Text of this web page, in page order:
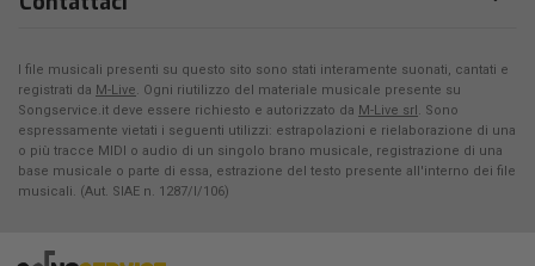
I file musicali presenti su questo sito sono stati interamente suonati, cantati e
registrati da M-Live. Ogni riutilizzo del materiale musicale presente su
Songservice.it deve essere richiesto e autorizzato da M-Live srl. Sono
espressamente vietati i seguenti utilizzi: estrapolazioni e rielaborazione di una
o più tracce MIDI o audio di un singolo brano musicale, registrazione di una
base musicale o parte di essa, estrazione del testo presente all'interno dei file
musicali. (Aut. SIAE n. 1287/I/106)